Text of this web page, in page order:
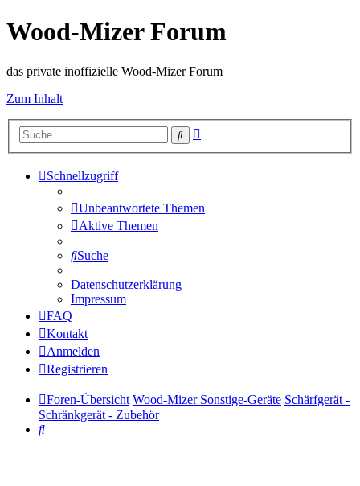
Wood-Mizer Forum
das private inoffizielle Wood-Mizer Forum
Zum Inhalt
Suche
Schnellzugriff
Unbeantwortete Themen
Aktive Themen
Suche
Datenschutzerklärung
Impressum
FAQ
Kontakt
Anmelden
Registrieren
Foren-Übersicht Wood-Mizer Sonstige-Geräte Schärfgerät -
Schränkgerät - Zubehör
Suche